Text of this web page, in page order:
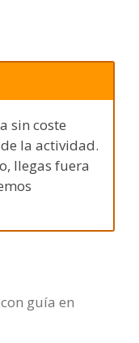
sin coste
la actividad.
llegas fuera
guía en